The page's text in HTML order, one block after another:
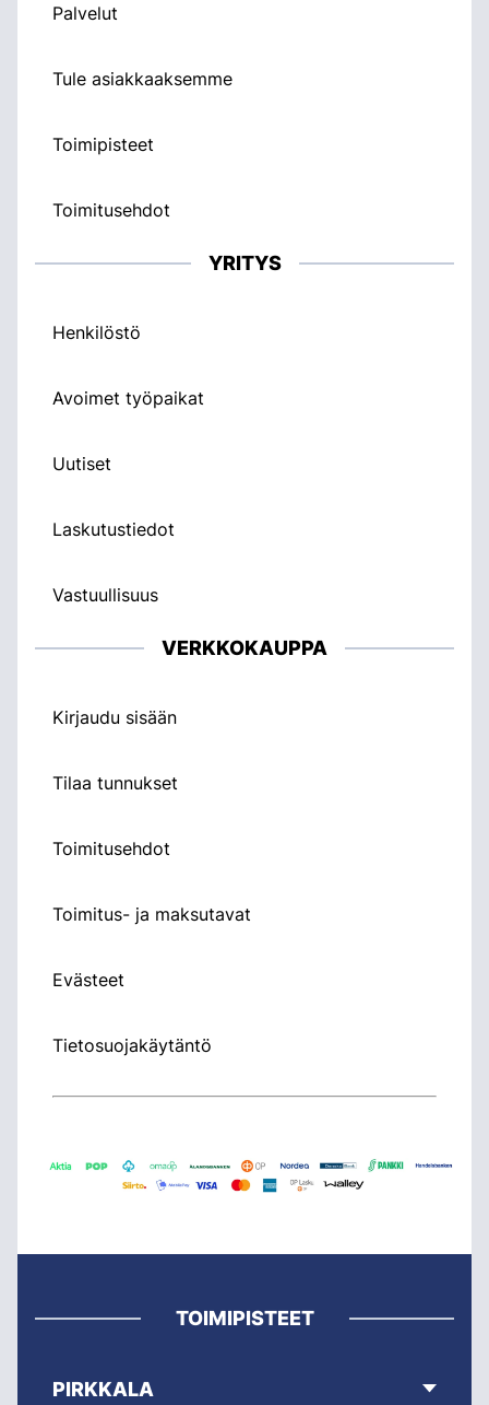
Palvelut
Tule asiakkaaksemme
Toimipisteet
Toimitusehdot
YRITYS
Henkilöstö
Avoimet työpaikat
Uutiset
Laskutustiedot
Vastuullisuus
VERKKOKAUPPA
Kirjaudu sisään
Tilaa tunnukset
Toimitusehdot
Toimitus- ja maksutavat
Evästeet
Tietosuojakäytäntö
TOIMIPISTEET
PIRKKALA